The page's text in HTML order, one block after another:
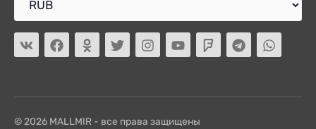
© 2026 MALLMIR - все права защищены